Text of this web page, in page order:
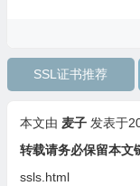
SSL证书推荐
本文由 麦子 发表于
转载请务必保留本文
ssls.html